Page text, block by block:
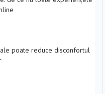
poate reduce disconfortul